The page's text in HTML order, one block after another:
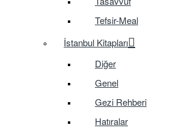
Tefsir-Meal
İstanbul Kitapları
Diğer
Genel
Gezi Rehberi
Hatıralar